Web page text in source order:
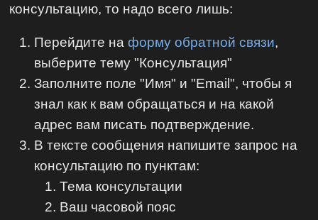
консультацию, то надо всего лишь:
Перейдите наформу обратной связи,
выберите тему "Консультация"
Заполните поле "Имя" и "Email", чтобы я
знал как к вам обращаться и на какой
адрес вам писать подтверждение.
В тексте сообщения напишите запрос на
консультацию по пунктам:
Тема консультации
Ваш часовой пояс